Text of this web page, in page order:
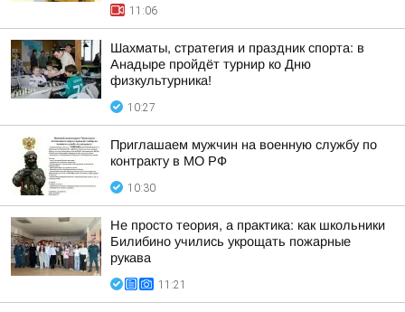
11:06
Шахматы, стратегия и праздник спорта: в
Анадыре пройдёт турнир ко Дню
физкультурника!
10:27
Приглашаем мужчин на военную службу по
контракту в МО РФ
10:30
Не просто теория, а практика: как школьники
Билибино учились укрощать пожарные
рукава
11:21